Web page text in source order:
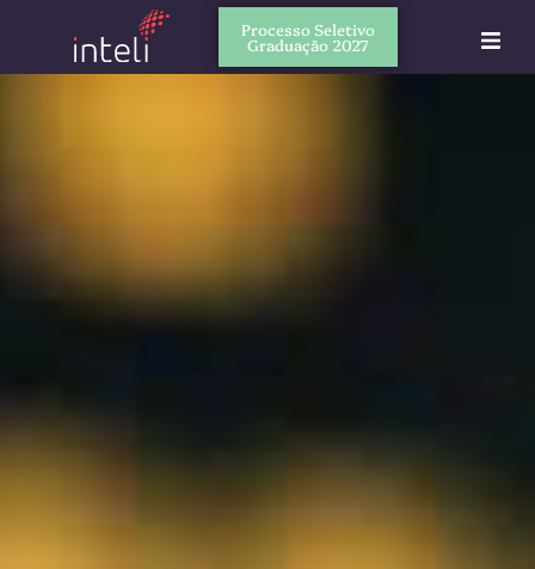
Processo Seletivo
Graduação 2027